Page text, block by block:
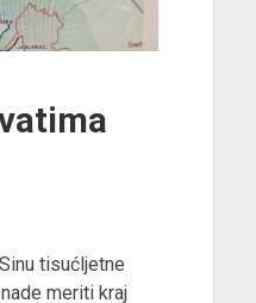
tisućljetne
meriti kraj